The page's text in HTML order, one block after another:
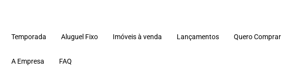
Temporada Aluguel Fixo Imóveis à venda Lançamentos Quero Comprar
A Empresa FAQ